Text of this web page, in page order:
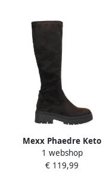
Mexx Phaedre Keto
imitatieleren laarzen met
profielzool donkerbruin
1 webshop
€ 119,99